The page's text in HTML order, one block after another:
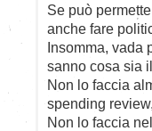
Se può
anche fare
Insomma, vada
sanno cosa sia
Non lo faccia
spending
Non lo faccia